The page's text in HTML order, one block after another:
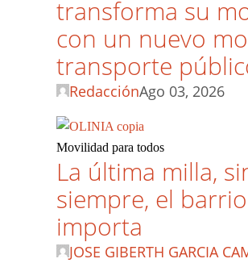
transforma su
con un nuevo
transporte
RedacciónAgo 03, 2026
Movilidad para todos
La última milla,
siempre, el
importa
JOSE GIBERTH GARCIA